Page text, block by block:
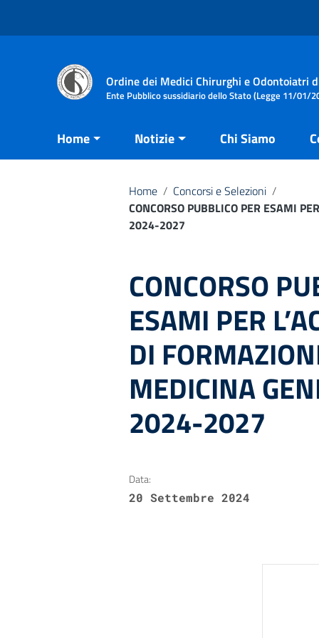
Ordine dei Medici Chirurghi e Odontoiatri
Ente Pubblico sussidiario dello Stato (Legge 11/01/
Home Notizie Chi Siamo
Home / Concorsi e Selezioni /
CONCORSO PUBBLICO PER ESAMI
2024-2027
CONCORSO
ESAMI PER
DI
MEDICINA
2024-2027
Data:
20 Settembre 2024